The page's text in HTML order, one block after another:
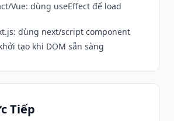
Vue: dùng useEffect để load
dùng next/script component
tạo khi DOM sẵn sàng
Tiếp